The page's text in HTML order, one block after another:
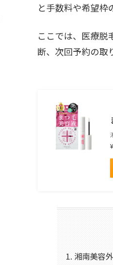
と手数料や希望枠
ここでは、医療
断、次回予約の取
湘南美容